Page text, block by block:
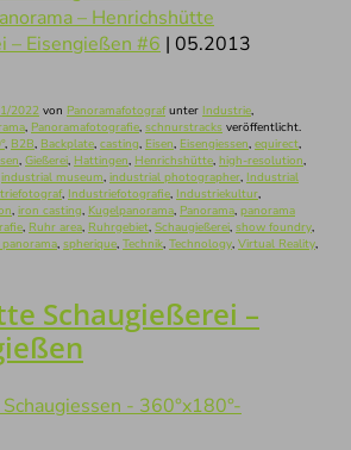
– Henrichshütte
– Eisengießen #6 | 05.2013
2022 von Panoramafotografunter Industrie,
, Panoramafotografie, schnurstracks veröffentlicht.
, B2B, Backplate, casting, Eisen, Eisengiessen, equirect,
, Gießerei, Hattingen, Henrichshütte, high-resolution,
industrial museum, industrial photographer, Industrial
, Industriefotografie, Industriekultur,
, iron casting, Kugelpanorama, Panorama, panorama
, Ruhr area, Ruhrgebiet, Schaugießerei, show foundry,
, spherique, Technik, Technology, Virtual Reality,
Schaugießerei –